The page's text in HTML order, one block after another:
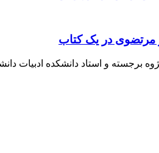
مرتضوی در یک کتاب
برجسته و استاد دانشکده ادبیات